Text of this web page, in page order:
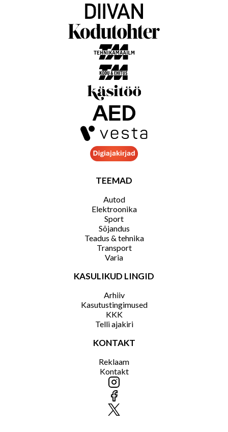
TEEMAD
Autod
Elektroonika
Sport
Sõjandus
Teadus & tehnika
Transport
Varia
KASULIKUD LINGID
Arhiiv
Kasutustingimused
KKK
Telli ajakiri
KONTAKT
Reklaam
Kontakt